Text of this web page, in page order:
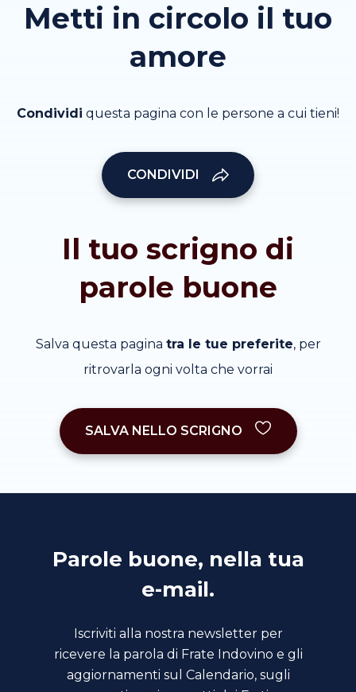
Metti in circolo il tuo
amore
Condividi questa pagina con le persone a cui tieni!
CONDIVIDI
Il tuo scrigno di
parole buone
Salva questa pagina tra le tue preferite, per
ritrovarla ogni volta che vorrai
SALVA NELLO SCRIGNO
Parole buone, nella tua
e-mail.
Iscriviti alla nostra newsletter per
ricevere la parola di Frate Indovino e gli
aggiornamenti sul Calendario, sugli